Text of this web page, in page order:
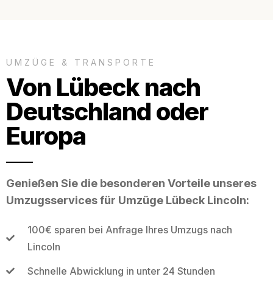
UMZÜGE & TRANSPORTE
Von Lübeck nach
Deutschland oder
Europa
Genießen Sie die besonderen Vorteile unseres
Umzugsservices für Umzüge Lübeck Lincoln:
100€ sparen bei Anfrage Ihres Umzugs nach
Lincoln
Schnelle Abwicklung in unter 24 Stunden